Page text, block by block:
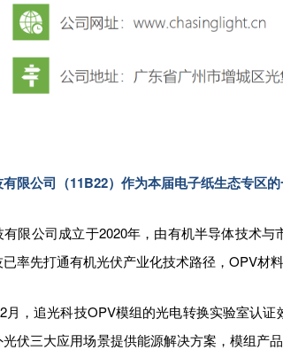
限公司（11B22）作为本届电子纸生态专区
有限公司成立于2020年，由有机半导体技术
率先打通有机光伏产业化技术路径，OPV材料
月，追光科技OPV模组的光电转换实验室认
伏三大应用场景提供能源解决方案，模组产